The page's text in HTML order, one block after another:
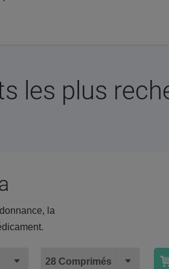
les plus
la
28 Comprimés